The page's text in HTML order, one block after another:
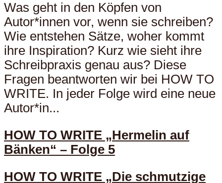
Was geht in den Köpfen von
Autor*innen vor, wenn sie schreiben?
Wie entstehen Sätze, woher kommt
ihre Inspiration? Kurz wie sieht ihre
Schreibpraxis genau aus? Diese
Fragen beantworten wir bei HOW TO
WRITE. In jeder Folge wird eine neue
Autor*in...
HOW TO WRITE „Hermelin auf
Bänken“ – Folge 5
HOW TO WRITE „Die schmutzige